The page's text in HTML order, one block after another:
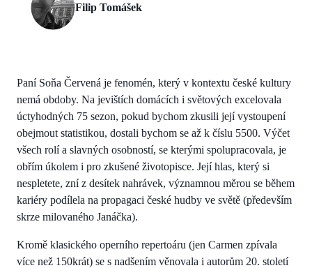
Filip Tomášek
Paní Soňa Červená je fenomén, který v kontextu české kultury
nemá obdoby. Na jevištích domácích i světových excelovala
úctyhodných 75 sezon, pokud bychom zkusili její vystoupení
obejmout statistikou, dostali bychom se až k číslu 5500. Výčet
všech rolí a slavných osobností, se kterými spolupracovala, je
obřím úkolem i pro zkušené životopisce. Její hlas, který si
nespletete, zní z desítek nahrávek, významnou měrou se během
kariéry podílela na propagaci české hudby ve světě (především
skrze milovaného Janáčka).
Kromě klasického operního repertoáru (jen Carmen zpívala
více než 150krát) se s nadšením věnovala i autorům 20. století